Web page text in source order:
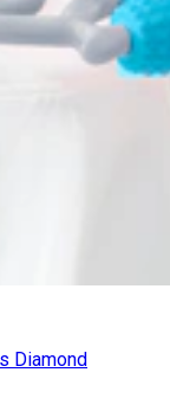
Diamond